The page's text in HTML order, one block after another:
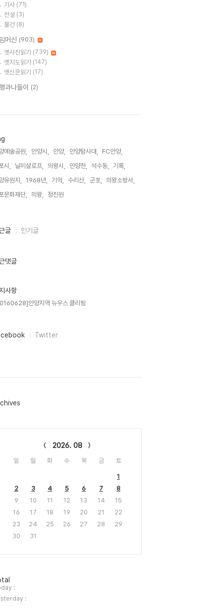
기사 (71)
전설 (3)
물건 (8)
머신 (903)
옛사진읽기 (739)
옛지도읽기 (147)
옛신문읽기 (17)
과나들이 (2)
예술공원, 안양시, 안양, 안양탐사대,
FC안양,
시,
닐미샬로프, 의왕시, 안양천, 석수동,
기록,
유원지,
1968년, 기억, 수리산, 군포,
의왕소방서,
문화재단,
의왕, 정진원,
글 인기글
댓글
사항
안양지역 뉴우스 클리핑
Twitter
2026. 08
일 월 화 수 목 금 토
1
2
3 4 5 6 7
8
9
10 11 12 13 14
15
16
17 18 19 20 21
22
23
24 25 26 27 28
29
30
31
:
: